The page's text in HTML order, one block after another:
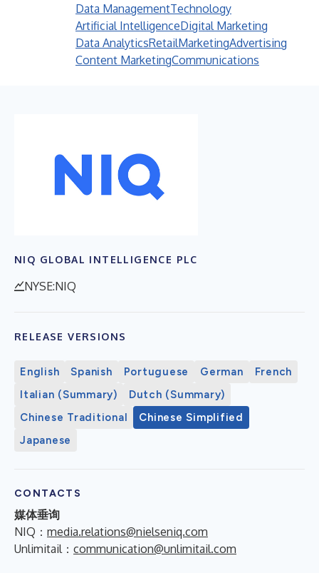
Data ManagementTechnology
Artificial IntelligenceDigital Marketing
Data AnalyticsRetailMarketingAdvertising
Content MarketingCommunications
NIQ GLOBAL INTELLIGENCE PLC
NYSE:NIQ
RELEASE VERSIONS
English Spanish Portuguese German
French
Italian (Summary)
Dutch (Summary)
Chinese Traditional
Chinese Simplified
Japanese
CONTACTS
媒体垂询
NIQ： media.relations@nielseniq.com
Unlimitail： communication@unlimitail.com